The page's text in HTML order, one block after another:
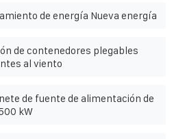
de energía Nueva energía
de contenedores plegables
al viento
de fuente de alimentación de
kW